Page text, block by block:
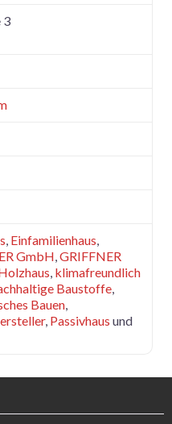
3
, Einfamilienhaus,
GmbH,GRIFFNER
, klimafreundlich
Baustoffe,
Bauen,
, Passivhaus und